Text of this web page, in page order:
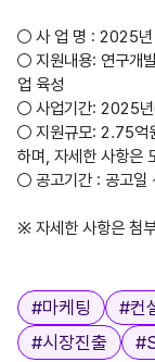
○ 사 업 명 : 2025년
○ 지원내용: 연구개
업 육성
○ 사업기간: 2025년
○ 지원규모: 2.75억
하며, 자세한 사항은
○ 공고기간 : 공고
※ 자세한 사항은 첨
태그
#마케팅 #컨
#시장진출 #